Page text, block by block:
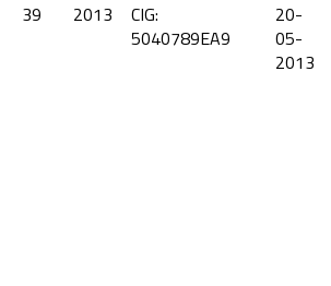
39
2013
CIG:
5040789EA9
20-
05-
2013